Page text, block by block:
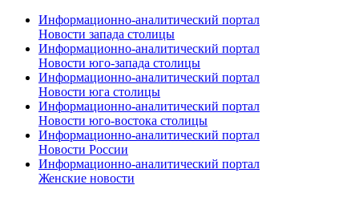
Информационно-аналитический портал
Новости запада столицы
Информационно-аналитический портал
Новости юго-запада столицы
Информационно-аналитический портал
Новости юга столицы
Информационно-аналитический портал
Новости юго-востока столицы
Информационно-аналитический портал
Новости России
Информационно-аналитический портал
Женские новости